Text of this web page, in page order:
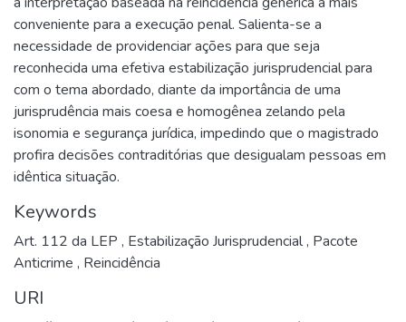
conveniente para a execução penal. Salienta-se a
necessidade de providenciar ações para que seja
reconhecida uma efetiva estabilização jurisprudencial para
com o tema abordado, diante da importância de uma
jurisprudência mais coesa e homogênea zelando pela
isonomia e segurança jurídica, impedindo que o magistrado
profira decisões contraditórias que desigualam pessoas em
idêntica situação.
Keywords
Art. 112 da LEP , Estabilização Jurisprudencial, Pacote
Anticrime , Reincidência
URI